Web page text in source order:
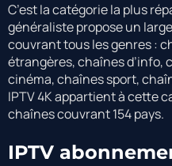
C’est la catégorie la plus
généraliste propose un
couvrant tous les genres :
étrangères, chaînes d’info,
cinéma, chaînes sport,
IPTV 4K appartient à cette
chaînes couvrant 154 pays.
IPTV